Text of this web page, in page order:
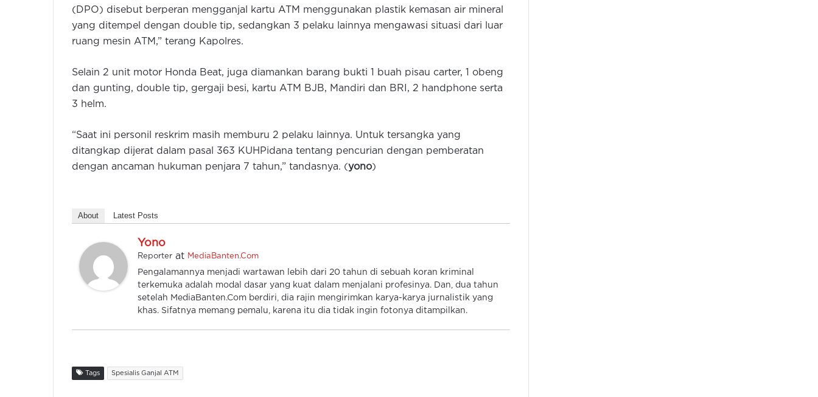
(DPO) disebut berperan mengganjal kartu ATM menggunakan plastik kemasan air mineral
yang ditempel dengan double tip, sedangkan 3 pelaku lainnya mengawasi situasi dari luar
ruang mesin ATM,” terang Kapolres.
Selain 2 unit motor Honda Beat, juga diamankan barang bukti 1 buah pisau carter, 1 obeng
dan gunting, double tip, gergaji besi, kartu ATM BJB, Mandiri dan BRI, 2 handphone serta
3 helm.
“Saat ini personil reskrim masih memburu 2 pelaku lainnya. Untuk tersangka yang
ditangkap dijerat dalam pasal 363 KUHPidana tentang pencurian dengan pemberatan
dengan ancaman hukuman penjara 7 tahun,” tandasnya. (yono)
About Latest Posts
Yono
Reporter at MediaBanten.Com
Pengalamannya menjadi wartawan lebih dari 20 tahun di sebuah koran kriminal
terkemuka adalah modal dasar yang kuat dalam menjalani profesinya. Dan, dua tahun
setelah MediaBanten.Com berdiri, dia rajin mengirimkan karya-karya jurnalistik yang
khas. Sifatnya memang pemalu, karena itu dia tidak ingin fotonya ditampilkan.
Tags Spesialis Ganjal ATM
Selama Bulan Agustus
Pemkot dan Polres Cilegon Perkuat
Kabidhumas Poda Banten: Warga
Bisa Ajukan Permintaan Air Bersih
Via Call Center Polri 110
Polres Tangsel Diminta Tangani